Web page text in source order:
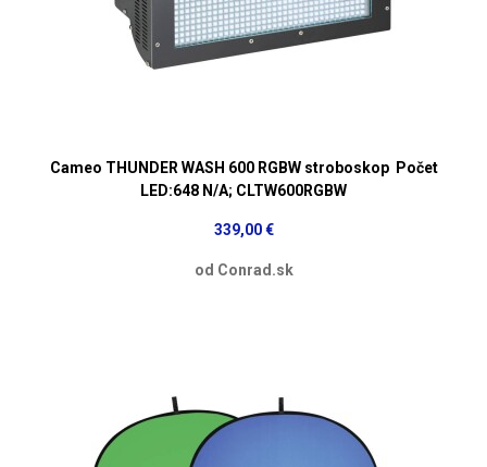
Cameo THUNDER WASH 600 RGBW stroboskop Počet
LED:648 N/A; CLTW600RGBW
339,00 €
od Conrad.sk